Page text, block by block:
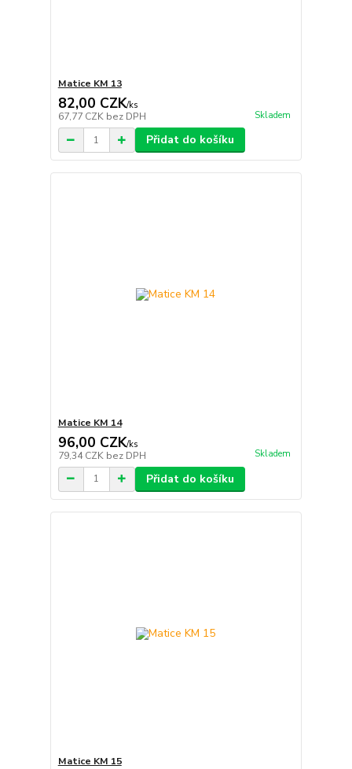
Matice KM 13
82,00 CZK/ks
67,77 CZK bez DPH Skladem
Přidat do košíku
Matice KM 14
96,00 CZK/ks
79,34 CZK bez DPH Skladem
Přidat do košíku
Matice KM 15